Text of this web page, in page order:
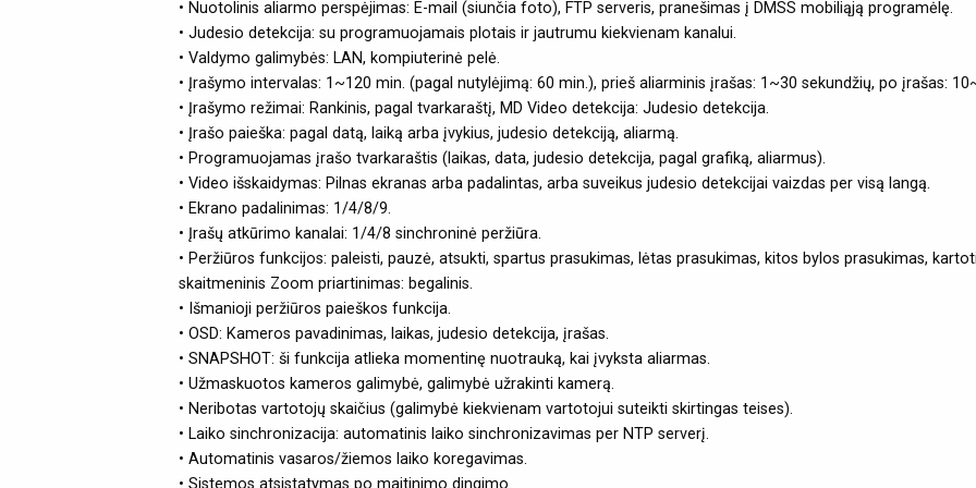
• Nuotolinis aliarmo perspėjimas: E-mail (siunčia foto), FTP serveris, pranešimas į DMSS mobiliąją programėlę.
• Judesio detekcija: su programuojamais plotais ir jautrumu kiekvienam kanalui.
• Valdymo galimybės: LAN, kompiuterinė pelė.
• Įrašymo intervalas: 1~120 min. (pagal nutylėjimą: 60 min.), prieš aliarminis įrašas: 1~30 sekundžių, po įrašas:
• Įrašymo režimai: Rankinis, pagal tvarkaraštį, MD Video detekcija: Judesio detekcija.
• Įrašo paieška: pagal datą, laiką arba įvykius, judesio detekciją, aliarmą.
• Programuojamas įrašo tvarkaraštis (laikas, data, judesio detekcija, pagal grafiką, aliarmus).
• Video išskaidymas: Pilnas ekranas arba padalintas, arba suveikus judesio detekcijai vaizdas per visą langą.
• Ekrano padalinimas: 1/4/8/9.
• Įrašų atkūrimo kanalai: 1/4/8 sinchroninė peržiūra.
• Peržiūros funkcijos: paleisti, pauzė, atsukti, spartus prasukimas, lėtas prasukimas, kitos bylos prasukimas,
skaitmeninis Zoom priartinimas: begalinis.
• Išmanioji peržiūros paieškos funkcija.
• OSD: Kameros pavadinimas, laikas, judesio detekcija, įrašas.
• SNAPSHOT: ši funkcija atlieka momentinę nuotrauką, kai įvyksta aliarmas.
• Užmaskuotos kameros galimybė, galimybė užrakinti kamerą.
• Neribotas vartotojų skaičius (galimybė kiekvienam vartotojui suteikti skirtingas teises).
• Laiko sinchronizacija: automatinis laiko sinchronizavimas per NTP serverį.
• Automatinis vasaros/žiemos laiko koregavimas.
• Sistemos atsistatymas po maitinimo dingimo.